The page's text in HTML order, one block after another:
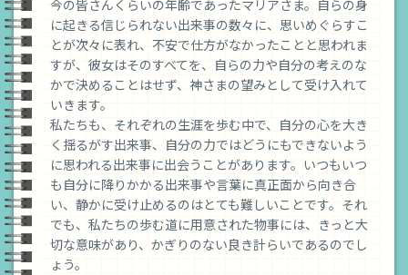
今の皆さんくらいの年齢であったマリアさま。自らの身
に起きる信じられない出来事の数々に、思いめぐらすこ
とが次々に表れ、不安で仕方がなかったことと思われま
すが、彼女はそのすべてを、自らの力や自分の考えのな
かで決めることはせず、神さまの望みとして受け入れて
いきます。
私たちも、それぞれの生涯を歩む中で、自分の心を大き
く揺るがす出来事、自分の力ではどうにもできないよう
に思われる出来事に出会うことがあります。いつもいつ
も自分に降りかかる出来事や言葉に真正面から向き合
い、静かに受け止めるのはとても難しいことです。それ
でも、私たちの歩む道に用意された物事には、きっと大
切な意味があり、かぎりのない良き計らいであるのでし
ょう。